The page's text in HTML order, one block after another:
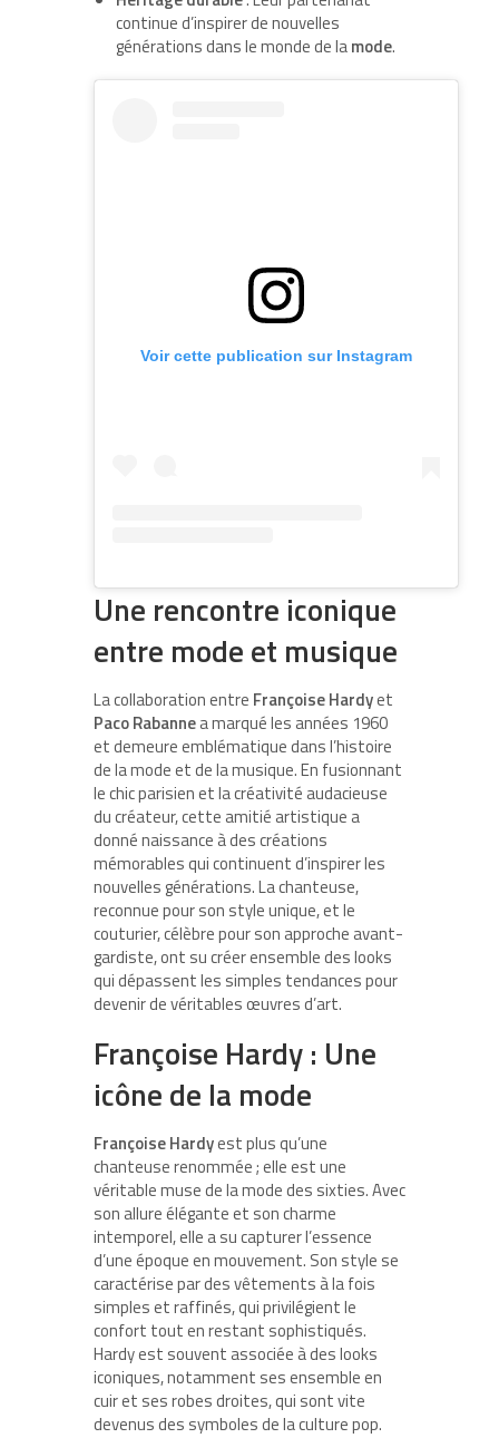
continue d’inspirer de nouvelles
générations dans le monde de lamode.
Voir cette publication sur Instagram
Une rencontre iconique
entre mode et musique
La collaboration entre Françoise Hardyet
Paco Rabannea marqué les années 1960
et demeure emblématique dans l’histoire
de la mode et de la musique. En fusionnant
le chic parisien et la créativité audacieuse
du créateur, cette amitié artistique a
donné naissance à des créations
mémorables qui continuent d’inspirer les
nouvelles générations. La chanteuse,
reconnue pour son style unique, et le
couturier, célèbre pour son approche avant-
gardiste, ont su créer ensemble des looks
qui dépassent les simples tendances pour
devenir de véritables œuvres d’art.
Françoise Hardy : Une
icône de la mode
Françoise Hardyest plus qu’une
chanteuse renommée ; elle est une
véritable muse de la mode des sixties. Avec
son allure élégante et son charme
intemporel, elle a su capturer l’essence
d’une époque en mouvement. Son style se
caractérise par des vêtements à la fois
simples et raffinés, qui privilégient le
confort tout en restant sophistiqués.
Hardy est souvent associée à des looks
iconiques, notamment ses ensemble en
cuir et ses robes droites, qui sont vite
devenus des symboles de la culture pop.